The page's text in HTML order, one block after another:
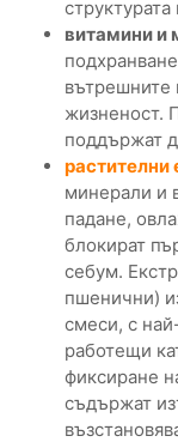
структурата
витамини и
вътрешните
жизненост.
поддържат
растителни
минерали и
падане,
блокират
себум.
пшенични)
смеси, с
работещи
фиксиране
съдържат